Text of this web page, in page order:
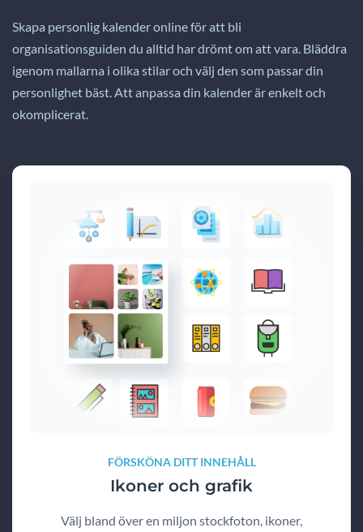
Skapa personlig kalender online för att bli
organisationsguiden du alltid har drömt om att vara. Bläddra
igenom mallarna i olika stilar och välj den som passar din
personlighet bäst. Att anpassa din kalender är enkelt och
okomplicerat.
FÖRSKÖNA DITT INNEHÅLL
Ikoner och grafik
Välj bland över en miljon stockfoton, ikoner,